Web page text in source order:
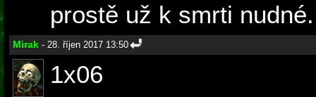
prostě už k smrti nudné.
Mirak - 28. říjen 2017 13:50
1x06